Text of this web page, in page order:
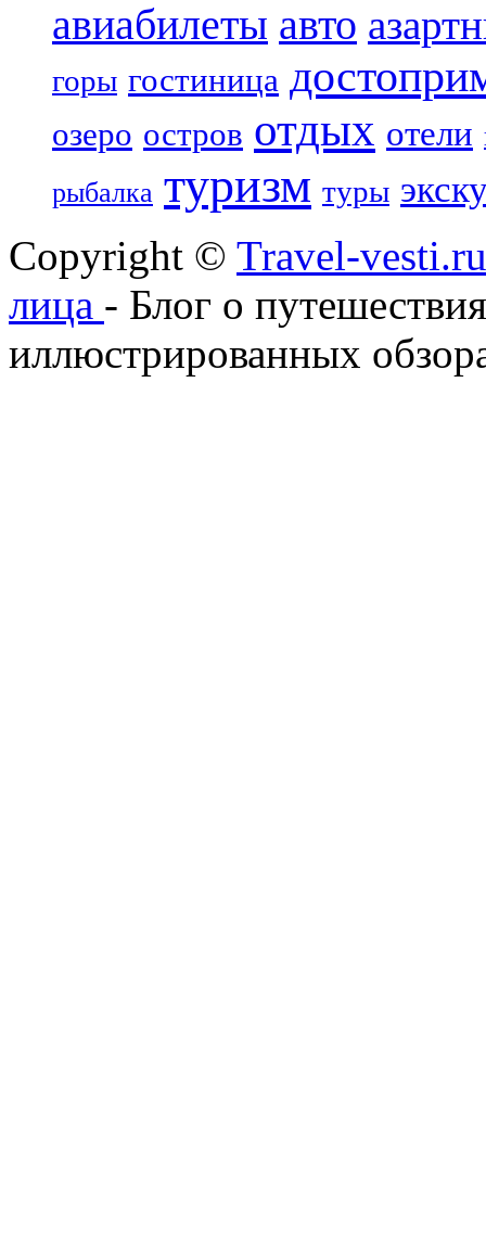
авиабилеты авто
горы гостиница
озеро остров отдых отели
рыбалка туризм туры
Copyright © Travel-
лица - Блог о
иллюстрированных